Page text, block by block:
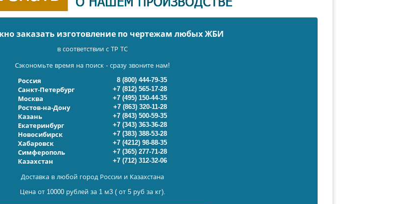
заказать изготовление по чертежам любых ЖБИ
в соответствии с ТР ТС
Сэкономьте время на поиск - сразу звоните нам!
Россия
8 (800) 444-79-35
Санкт-Петербург
+7 (812) 565-17-28
Москва
+7 (495) 150-44-35
Ростов-на-Дону
+7 (863) 320-11-28
Казань
+7 (843) 500-59-35
Екатеринбург
+7 (343) 363-36-28
Новосибирск
+7 (383) 388-53-28
Хабаровск
+7 (4212) 98-88-35
Симферополь
+7 (365) 277-71-28
Казахстан
+7 (712) 312-32-06
Доставка в любой город России и Казахстана
Цена от 10000 рублей за 1 м3 ( от 5 руб за кг).